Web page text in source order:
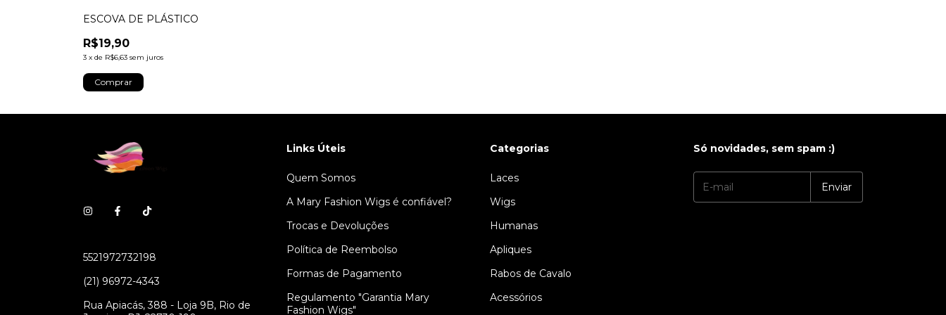
ESCOVA DE PLÁSTICO
R$19,90
3 x de R$6,63 sem juros
5521972732198
(21) 96972-4343
Rua Apiacás, 388 - Loja 9B, Rio de
Links Úteis
Quem Somos
A Mary Fashion Wigs é confiável?
Trocas e Devoluções
Política de Reembolso
Formas de Pagamento
Regulamento "Garantia Mary
Fashion Wigs"
Categorias
Laces
Wigs
Humanas
Apliques
Rabos de Cavalo
Acessórios
Só novidades, sem spam :)